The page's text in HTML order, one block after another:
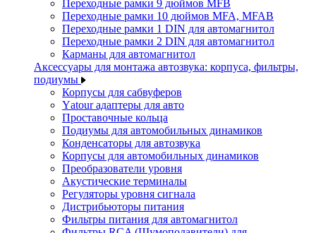
Переходные рамки 9 дюймов MFB
Переходные рамки 10 дюймов MFA, MFAB
Переходные рамки 1 DIN для автомагнитол
Переходные рамки 2 DIN для автомагнитол
Карманы для автомагнитол
Аксессуары для монтажа автозвука: корпуса, фильтры,
подиумы
Корпусы для сабвуферов
Yаtour адаптеры для авто
Проставочные кольца
Подиумы для автомобильных динамиков
Конденсаторы для автозвука
Корпусы для автомобильных динамиков
Преобразователи уровня
Акустические терминалы
Регуляторы уровня сигнала
Дистрибьюторы питания
Фильтры питания для автомагнитол